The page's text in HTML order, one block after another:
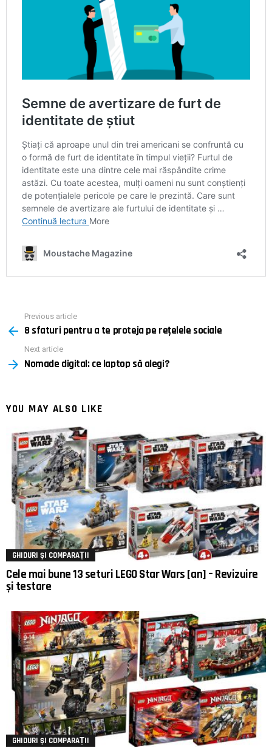
more
Previous article
8 sfaturi pentru a te proteja pe rețelele sociale
Next article
Nomade digital: ce laptop să alegi?
YOU MAY ALSO LIKE
GHIDURI ȘI COMPARAȚII
Cele mai bune 13 seturi LEGO Star Wars [an] – Revizuire
și testare
GHIDURI ȘI COMPARAȚII